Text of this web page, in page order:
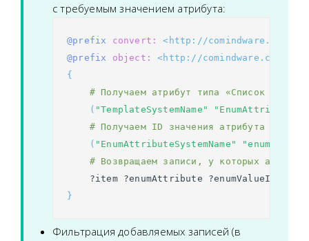
с требуемым значением атрибута:
@prefix convert:
<http://comindware.com/
@prefix
object:
<http://comindware.com/
{
# Получаем атрибут типа «Список
( "TemplateSystemName"
# Получаем ID значения атрибута по
( "EnumAttributeSystemName"
# Возвращаем записи, у которых атрибут
?item
?enumAttribute ?enumValueId
}
Фильтрация добавляемых записей (в